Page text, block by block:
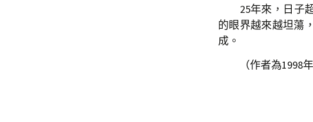
25年來，日子超
的眼界越來越坦蕩
成。
（作者為1998年